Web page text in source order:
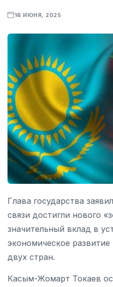
16 ИЮНЯ, 2025
Глава государства
связи достигли нового
значительный вклад в
экономическое
двух стран.
Касым-Жомарт Токаев